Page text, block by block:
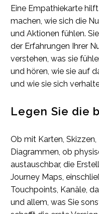
Eine Empathiekarte
machen, wie sich die
und Aktionen fühlen.
der Erfahrungen Ihrer
verstehen, was sie
und hören, wie sie auf
und wie sie sich
Legen Sie die
Ob mit Karten,
Diagrammen, ob
austauschbar, die
Journey Maps,
Touchpoints, Kanäle,
und allem, was Sie